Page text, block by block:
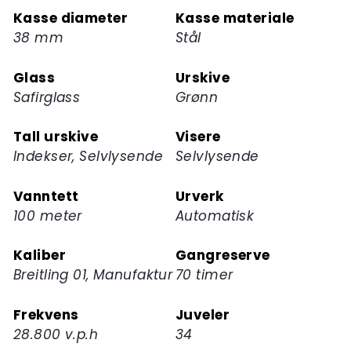
ventelisten
for
produktet
Kasse diameter
38 mm
Kasse materiale
Stål
Glass
Safirglass
Urskive
Grønn
Tall urskive
Indekser, Selvlysende
Visere
Selvlysende
Vanntett
100 meter
Urverk
Automatisk
Kaliber
Breitling 01, Manufaktur
Gangreserve
70 timer
Frekvens
28.800 v.p.h
Juveler
34